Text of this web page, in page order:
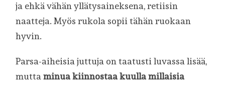
ja ehkä vähän yllätysaineksena, retiisin
naatteja. Myös rukola sopii tähän ruokaan
hyvin.
Parsa-aiheisia juttuja on taatusti luvassa lisää,
muttaminua kiinnostaa kuulla millaisia